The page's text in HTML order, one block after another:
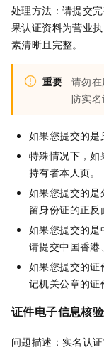
处理方法：请提交
果认证资料为营业
素清晰且完整。
重要
请勿
防实名
如果您提交的是
特殊情况下，如
持有者本人页。
如果您提交的
留身份证的正反
如果您提交的是
请提交中国香港
如果您提交的证
记机关公章的证
证件电子信息核
问题描述：实名认